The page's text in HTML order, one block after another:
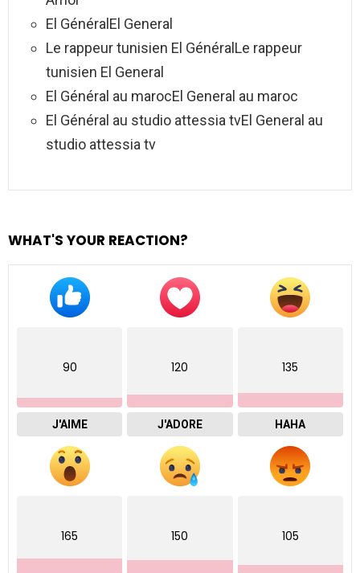
El GénéralEl General
Le rappeur tunisien El GénéralLe rappeur
tunisien El General
El Général au marocEl General au maroc
El Général au studio attessia tvEl General au
studio attessia tv
WHAT'S YOUR REACTION?
90
J'AIME
120
J'ADORE
135
HAHA
165 150 105